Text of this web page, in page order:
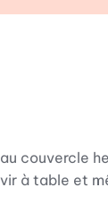
couvercle
à table et